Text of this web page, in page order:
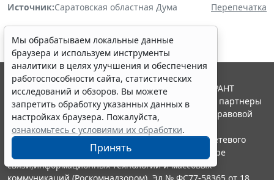
Источник:Саратовская областная Дума Перепечатка
Мы обрабатываем локальные данные
браузера и используем инструменты
аналитики в целях улучшения и обеспечения
работоспособности сайта, статистических
исследований и обзоров. Вы можете
запретить обработку указанных данных в
настройках браузера. Пожалуйста,
ознакомьтесь с условиями их обработки.
Принять
© ООО "НПП "ГАРАНТ-СЕРВИС", 2026. Система ГАРАНТ
выпускается с 1990 года. Компания "Гарант" и ее партнеры
являются участниками Российской ассоциации правовой
информации ГАРАНТ.
Портал ГАРАНТ.РУ зарегистрирован в качестве сетевого
издания Федеральной службой по надзору в сфере
связи,информационных технологий и массовых
коммуникаций (Роскомнадзором), Эл № ФС77-58365 от 18